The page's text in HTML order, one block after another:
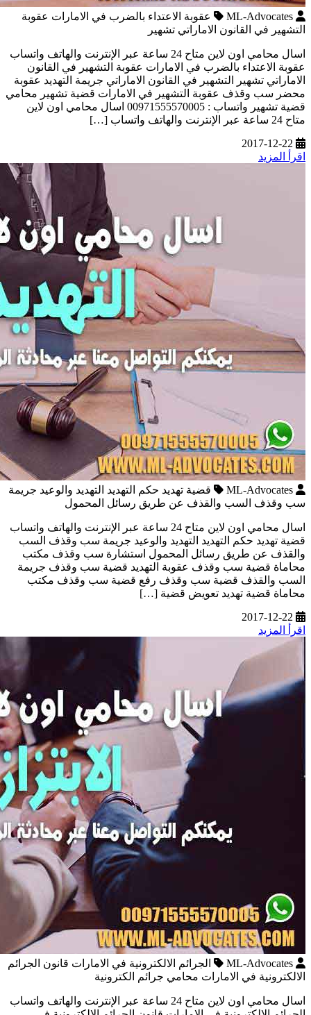
ML-Advocates
عقوبة الاعتداء بالضرب في الامارات عقوبة
التشهير في القانون الاماراتي تشهير
اسال محامي اون لاين متاح 24 ساعة عبر الإنترنت والهاتف واتساب
عقوبة الاعتداء بالضرب في الامارات عقوبة التشهير في القانون
الاماراتي تشهير التشهير في القانون الاماراتي جريمة التهديد عقوبة
محضر سب وقذف عقوبة التشهير في الامارات قضية تشهير محامي
قضية تشهير واتساب : 00971555570005 اسال محامي اون لاين
متاح 24 ساعة عبر الإنترنت والهاتف واتساب […]
2017-12-22
اقرأ المزيد
ML-Advocates
قضية تهديد حكم التهديد التهديد والوعيد جريمة
سب وقذف السب والقذف عن طريق رسائل المحمول
اسال محامي اون لاين متاح 24 ساعة عبر الإنترنت والهاتف واتساب
قضية تهديد حكم التهديد التهديد والوعيد جريمة سب وقذف السب
والقذف عن طريق رسائل المحمول استشارة سب وقذف مكتب
محاماة قضية سب وقذف عقوبة التهديد قضية سب وقذف جريمة
السب والقذف قضية سب وقذف رفع قضية سب وقذف مكتب
محاماة قضية تهديد تعويض قضية […]
2017-12-22
اقرأ المزيد
ML-Advocates
الجرائم الالكترونية في الامارات قانون الجرائم
الالكترونية في الامارات محامي جرائم الكترونية
اسال محامي اون لاين متاح 24 ساعة عبر الإنترنت والهاتف واتساب